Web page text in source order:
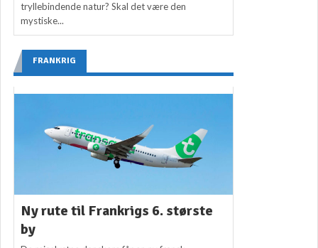
tryllebindende natur? Skal det være den
mystiske...
FRANKRIG
Ny rute til Frankrigs 6. største
by